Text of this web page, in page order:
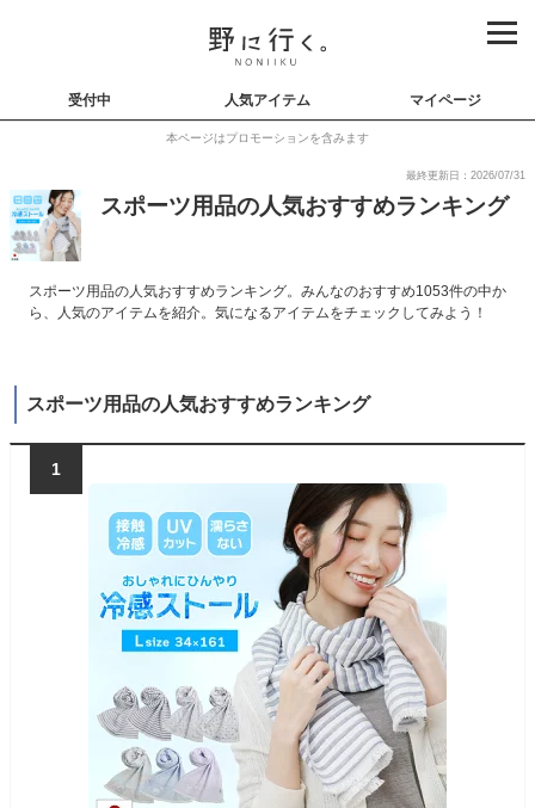
受付中 人気アイテム マイページ
本ページはプロモーションを含みます
最終更新日：2026/07/31
スポーツ用品の人気おすすめランキング
スポーツ用品の人気おすすめランキング。みんなのおすすめ1053件の中か
ら、人気のアイテムを紹介。気になるアイテムをチェックしてみよう！
スポーツ用品の人気おすすめランキング
1